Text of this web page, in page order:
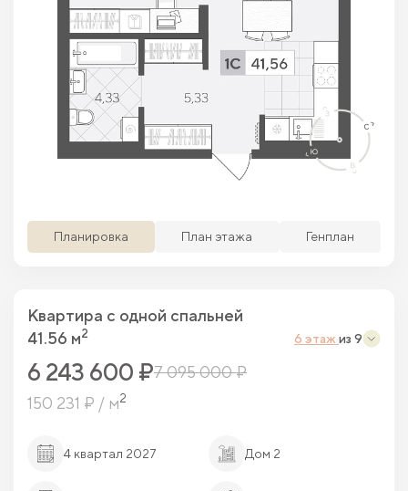
Планировка План этажа Генплан
Квартира c одной спальней
41.56 м2 6 этаж из 9
6 243 600 ₽7 095 000 ₽
150 231 ₽ / м2
4 квартал 2027 Дом 2